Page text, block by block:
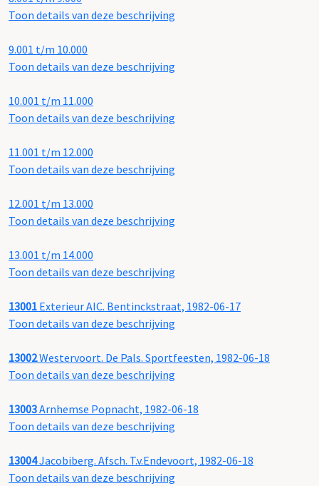
Toon details van deze beschrijving
9.001 t/m 10.000
Toon details van deze beschrijving
10.001 t/m 11.000
Toon details van deze beschrijving
11.001 t/m 12.000
Toon details van deze beschrijving
12.001 t/m 13.000
Toon details van deze beschrijving
13.001 t/m 14.000
Toon details van deze beschrijving
13001 Exterieur AIC. Bentinckstraat, 1982-06-17
Toon details van deze beschrijving
13002Westervoort. De Pals. Sportfeesten, 1982-06-18
Toon details van deze beschrijving
13003Arnhemse Popnacht, 1982-06-18
Toon details van deze beschrijving
13004Jacobiberg. Afsch. T.v.Endevoort, 1982-06-18
Toon details van deze beschrijving